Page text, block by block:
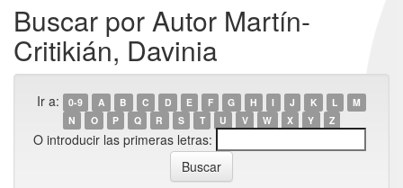
Buscar por Autor Martín-
Critikián, Davinia
Ir a: 0-9 A B C D E F G H I J K L
M
N
O P Q R S T U V W X Y Z
O introducir las primeras letras: